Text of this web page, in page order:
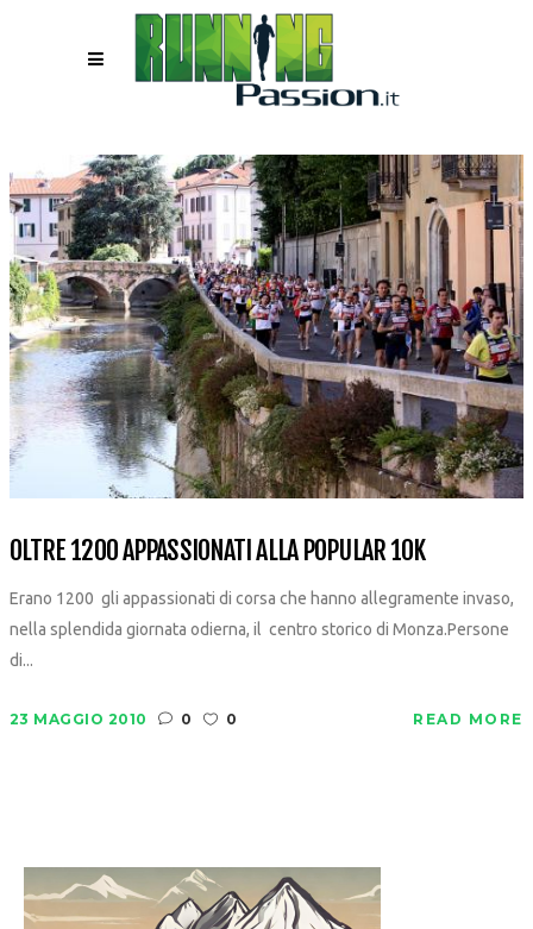
OLTRE 1200 APPASSIONATI ALLA POPULAR 10K
Erano 1200 gli appassionati di corsa che hanno allegramente invaso,
nella splendida giornata odierna, il centro storico di Monza.Persone
di...
23 MAGGIO 2010 0 0 READ MORE